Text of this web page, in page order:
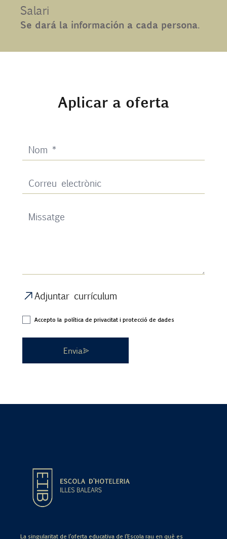
Contacte
Salari
Se dará la información a cada persona.
Aplicar a oferta
Adjuntar currículum
Accepto la política de privacitat i protecció de dades
Envia
La singularitat de l'oferta educativa de l'Escola rau en què es